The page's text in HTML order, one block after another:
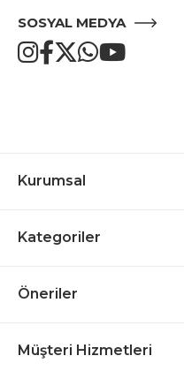
SOSYAL MEDYA
Kurumsal
Kategoriler
Öneriler
Müşteri Hizmetleri